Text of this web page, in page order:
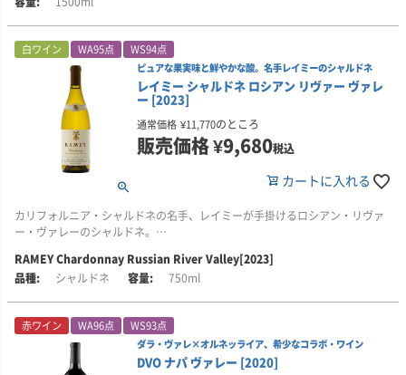
その後、人工的な清澄や濾過を行わずに瓶詰め。樽とステンレスタンクを合
わせた発酵・熟成期間は、約15か月です。アルコール度数：15.3％。
■オーベールについて
マーク・オーベール氏は、25年以上にわたり、カルトワインのワインメーカ
ーとして活躍してきました。ピーター・マイケル、スローン、コルギン、ブ
ライアント・ファミリーなど、数々の名高いブランドを手がけ、その実力を
オーベール・ワインズは1999年に設立され、2010年には自社の醸造設備を構
する単一畑から、シャルドネとピノ・ノワールを生産しています。
備え、フィネスとエレガンスを体現しています。
そのシャルドネは、マーカッシン、コングスガード、ピーター・マイケル、
瓶詰め前に一度濾過を行い、環境に配慮した軽量ガラスボトルに詰められま
す。アルコール度数：13.9％。
■ピエロについて
「マーガレット・リヴァーを代表する、豪州シャルドネの名手。」
ピエロは、西オーストラリア州マーガレット・リヴァーの銘醸地ウィリヤブ
ラップに拠点を置く、小規模ワイナリーです。
創設者のマイケル・ペターキン博士は、医師でありながらブドウ栽培とワイ
ン醸造を学び、自らの畑から上質なワインを生み出すという想いのもと、ピ
ピエロの特徴のひとつが、マーガレット・リヴァーで早くから取り組んだ高
畑は、インド洋からの冷涼な海風の影響を受けるウィリヤブラップに位置
し、古い岩盤に由来する水はけのよい土壌に恵まれています。この恵まれた
す。堂々とした存在感がありながら、決して派手すぎない印象です。
味わいは、力強く複雑でありながら、花のような繊細さも感じられます。グ
ラファイトを思わせるフェノリックな要素と酸が、ワインに骨格と立体感を
オークの存在は感じられるものの、前面に出すぎることなく、豊かな果実味
を静かに支えています。力強さとフィネスの緊張感があり、ピュアな味わい
と長い余韻が印象的です。今後の熟成も大いに期待できるワインです。
飲み頃：2023年～2039年
■ヴィンテージについて
2019年は、各産地で気候に違いはあったものの、シャルドネにとって優れた
品質が得られたヴィンテージです。
タスマニアでは、生育期の総降水量は長期平均に近い水準でした。夏は記録
さを和らげ、樹冠に活力を与えました。収穫に向かう時期には涼しい条件と
なり、優れた酸の保持と風味の発達につながりました。
タンバランバは、全体的に暖かく乾燥したヴィンテージとなりました。適切
年のワインを取り分けてブレンドし、「レセルバ・エスペシアル」として瓶
詰めする伝統がありました。ベガ・シシリアは、現在ではほとんど見られな
くなった、この高級スペインワインの伝統を守るため、1965年からこのワイ
ンを造り続けています。
使用されるのは、ベガ・シシリアを代表する偉大なワイン「ウニコ」の中で
も、特に優れた樽のみ。複数のヴィンテージを組み合わせることで、単一年
では表現しきれない奥行きと調和、そしてベガ・シシリアならではの揺るぎ
ないスタイルを描き出しています。
この2026年リリースは、2011年、2012年、2014年のウニコを、それぞれお
よそ3分の1ずつブレンド。通算で木樽での熟成期間が10年を超えるため、リ
リース時点からすでに深い熟成感と複雑味を楽しむことができます。
レセルバ・エスペシアルは、複数の年、個性、経験、そして想いが重なり合
う、まさに「伝統へのオマージュ」。ウニコの複雑さを、異なるヴィンテー
ジによってさらに幾重にも重ね合わせた、ベガ・シシリアの本質を映す唯一
無二のワインです。
アルコール度数：14.5％。
■ワイン誌「ワイン・アドヴォケイト」のコメント
【98点】NV ウニコ レセルバ・エスペシアル 2026年リリースは、2011年、
白ワイン WA95点 WS94点
ピュアな果実味と鮮やかな酸。名手レイミーのシャルドネ
レイミー シャルドネ ロシアン リヴァー ヴァレ
ー [2023]
通常価格 ¥11,770のところ
販売価格¥9,680税込
カートに入れる
カリフォルニア・シャルドネの名手、レイミーが手掛けるロシアン・リヴァ
ー・ヴァレーのシャルドネ。
冷涼な気候と、ブドウの樹勢が強くなりすぎにくい土壌から生まれるブドウ
を用い、全房圧搾、天然酵母発酵、樽内マロラクティック発酵、シュール・
豊かな風味の奥行き、長い余韻、複雑なアロマ、そしてリッチさと繊細さの
バランスを備えた、しなやかで生き生きとしたシャルドネです。
RAMEY Chardonnay Russian River Valley[2023]
シャルドネ
750ml
赤ワイン WA96点 WS93点
ダラ・ヴァレ×オルネッライア、希少なコラボ・ワイン
DVO ナパ ヴァレー [2020]